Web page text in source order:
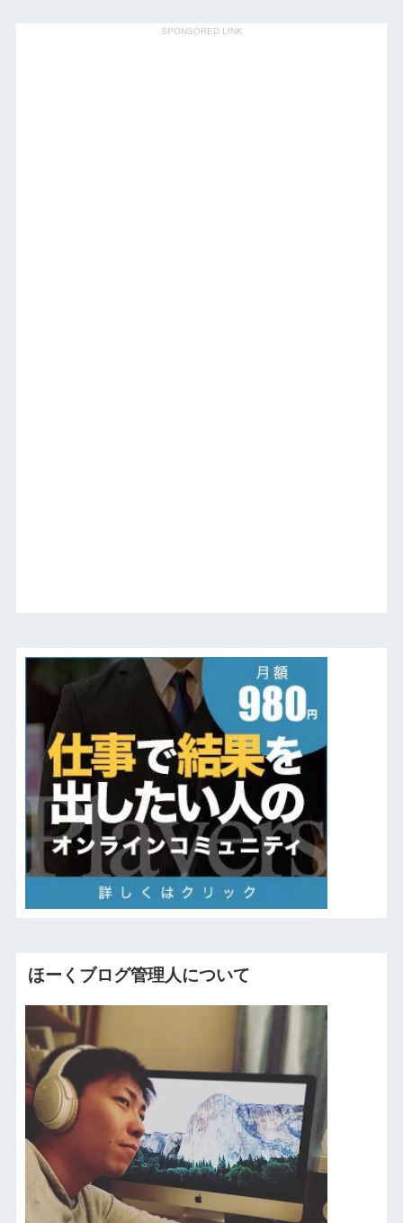
SPONSORED LINK
ほーくブログ管理人について